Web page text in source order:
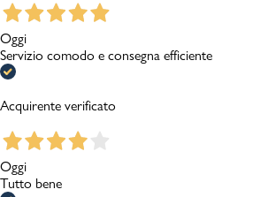
Oggi
Servizio comodo e consegna efficiente
Acquirente verificato
Oggi
Tutto bene